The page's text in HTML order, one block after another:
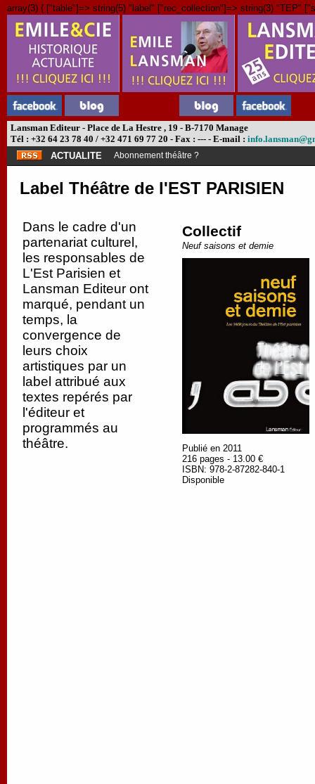
array(3) { ["table"]=> string(5) "label" ["rec_collection"]=> string(3) "TEP"
Lansman Editeur - Place de La Hestre , 19 - B-7170 Manage
Tél : +32 64 23 78 40 / +32 471 69 77 20 - Fax : --- - E-mail :
ACTUALITE
Abonnement théâtre ?
Label Théâtre de l'EST PARISIEN
Dans le cadre d'un
partenariat culturel,
les responsables de
L'Est Parisien et
Lansman Editeur ont
marqué, pendant un
temps, la
convergence de
leurs choix
artistiques par un
label attribué aux
textes repérés par
l'éditeur et
programmés au
théâtre.
Collectif
Neuf saisons et demie
Publié en 2011
216 pages - 13.00 €
ISBN: 978-2-87282-840-1
Disponible